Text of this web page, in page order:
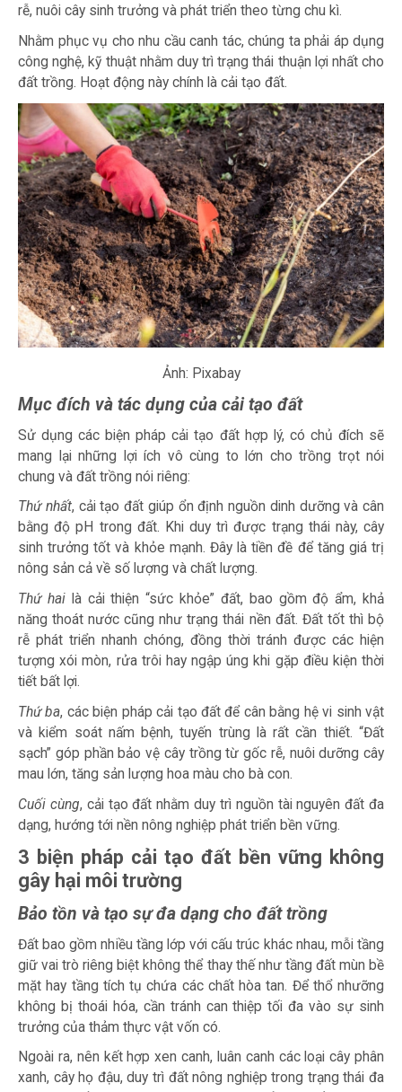
rễ, nuôi cây sinh trưởng và phát triển theo từng chu kì.
Nhằm phục vụ cho nhu cầu canh tác, chúng ta phải áp dụng
công nghệ, kỹ thuật nhằm duy trì trạng thái thuận lợi nhất cho
đất trồng. Hoạt động này chính là cải tạo đất.
Ảnh: Pixabay
Mục đích và tác dụng của cải tạo đất
Sử dụng các biện pháp cải tạo đấthợp lý, có chủ đích sẽ
mang lại những lợi ích vô cùng to lớn cho trồng trọt nói
chung và đất trồng nói riêng:
Thứ nhất, cải tạo đất giúp ổn định nguồn dinh dưỡng và cân
bằng độ pH trong đất. Khi duy trì được trạng thái này, cây
sinh trưởng tốt và khỏe mạnh. Đây là tiền đề để tăng giá trị
nông sản cả về số lượng và chất lượng.
Thứ hailà cải thiện “sức khỏe” đất, bao gồm độ ẩm, khả
năng thoát nước cũng như trạng thái nền đất. Đất tốt thì bộ
rễ phát triển nhanh chóng, đồng thời tránh được các hiện
tượng xói mòn, rửa trôi hay ngập úng khi gặp điều kiện thời
tiết bất lợi.
Thứ ba, các biện pháp cải tạo đất để cân bằng hệ vi sinh vật
và kiểm soát nấm bệnh, tuyến trùng là rất cần thiết. “Đất
sạch” góp phần bảo vệ cây trồng từ gốc rễ, nuôi dưỡng cây
mau lớn, tăng sản lượng hoa màu cho bà con.
Cuối cùng, cải tạo đất nhằm duy trì nguồn tài nguyên đất đa
dạng, hướng tới nền nông nghiệp phát triển bền vững.
3 biện pháp cải tạo đất bền vững không
gây hại môi trường
Bảo tồn và tạo sự đa dạng cho đất trồng
Đất bao gồm nhiều tầng lớp với cấu trúc khác nhau, mỗi tầng
giữ vai trò riêng biệt không thể thay thế như tầng đất mùn bề
mặt hay tầng tích tụ chứa các chất hòa tan. Để thổ nhưỡng
không bị thoái hóa, cần tránh can thiệp tối đa vào sự sinh
trưởng của thảm thực vật vốn có.
Ngoài ra, nên kết hợp xen canh, luân canh các loại cây phân
xanh, cây họ đậu, duy trì đất nông nghiệp trong trạng thái đa